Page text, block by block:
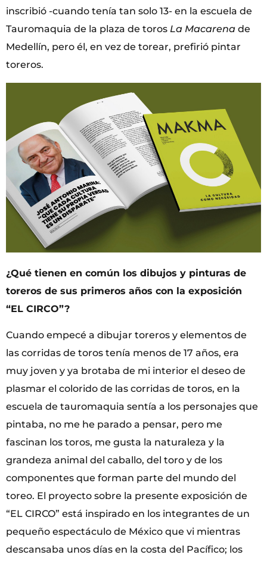
inscribió -cuando tenía tan solo 13- en la escuela de
Tauromaquia de la plaza de toros La Macarena de
Medellín, pero él, en vez de torear, prefirió pintar
toreros.
¿Qué tienen en común los dibujos y pinturas de
toreros de sus primeros años con la exposición
“EL CIRCO”?
Cuando empecé a dibujar toreros y elementos de
las corridas de toros tenía menos de 17 años, era
muy joven y ya brotaba de mi interior el deseo de
plasmar el colorido de las corridas de toros, en la
escuela de tauromaquia sentía a los personajes que
pintaba, no me he parado a pensar, pero me
fascinan los toros, me gusta la naturaleza y la
grandeza animal del caballo, del toro y de los
componentes que forman parte del mundo del
toreo. El proyecto sobre la presente exposición de
“EL CIRCO” está inspirado en los integrantes de un
pequeño espectáculo de México que vi mientras
descansaba unos días en la costa del Pacífico; los